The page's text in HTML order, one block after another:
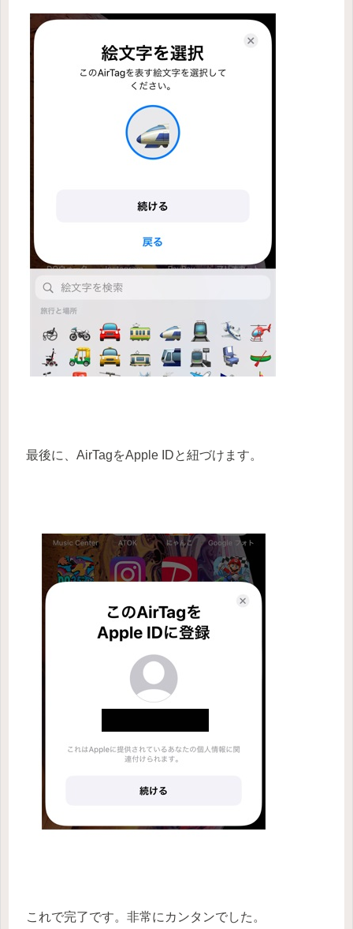
最後に、AirTagをApple IDと紐づけます。
これで完了です。非常にカンタンでした。